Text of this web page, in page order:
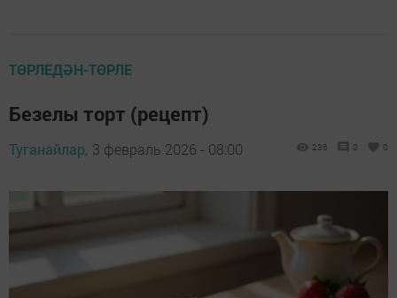
ТӨРЛЕДӘН-ТӨРЛЕ
Безелы торт (рецепт)
Туганайлар, 3 февраль 2026 - 08:00 236 0 0